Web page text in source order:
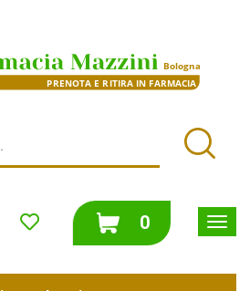
0prodotti
inseriti